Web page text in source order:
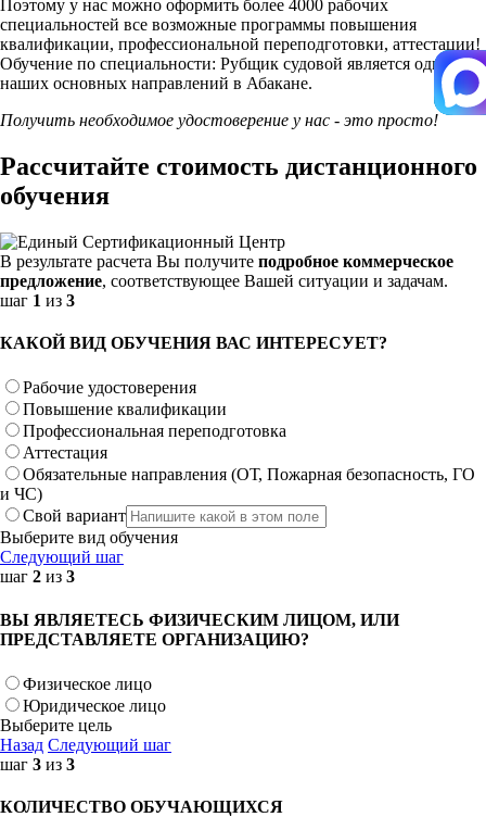
Поэтому у нас можно оформить более 4000 рабочих
специальностей все возможные программы повышения
квалификации, профессиональной переподготовки, аттестации!
Обучение по специальности: Рубщик судовой является одним из
наших основных направлений в Абакане.
Получить необходимое удостоверение у нас - это просто!
Рассчитайте стоимость дистанционного
обучения
В результате расчета Вы получите подробное коммерческое
предложение, соответствующее Вашей ситуации и задачам.
шаг 1 из 3
КАКОЙ ВИД ОБУЧЕНИЯ ВАС ИНТЕРЕСУЕТ?
Рабочие удостоверения
Повышение квалификации
Профессиональная переподготовка
Аттестация
Обязательные направления (ОТ, Пожарная безопасность, ГО
и ЧС)
Свой вариант
Выберите вид обучения
Следующий шаг
шаг 2 из 3
ВЫ ЯВЛЯЕТЕСЬ ФИЗИЧЕСКИМ ЛИЦОМ, ИЛИ
ПРЕДСТАВЛЯЕТЕ ОРГАНИЗАЦИЮ?
Физическое лицо
Юридическое лицо
Выберите цель
Назад Следующий шаг
шаг 3 из 3
КОЛИЧЕСТВО ОБУЧАЮЩИХСЯ